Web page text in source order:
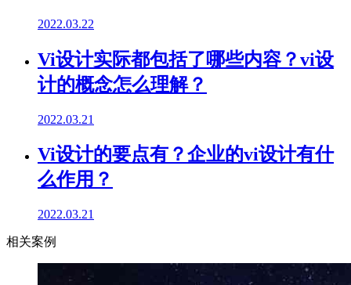
2022.03.22
Vi设计实际都包括了哪些内容？vi设
计的概念怎么理解？
2022.03.21
Vi设计的要点有？企业的vi设计有什
么作用？
2022.03.21
相关案例